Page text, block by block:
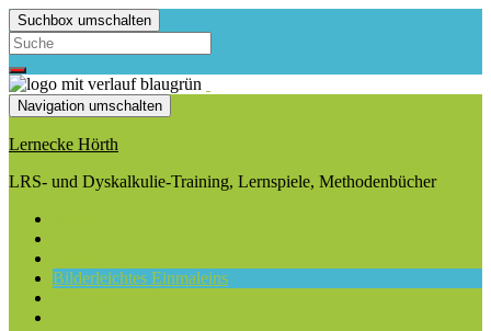
Suchbox umschalten
Navigation umschalten
Lernecke Hörth
LRS- und Dyskalkulie-Training, Lernspiele, Methodenbücher
Bilderleichtes Einmaleins